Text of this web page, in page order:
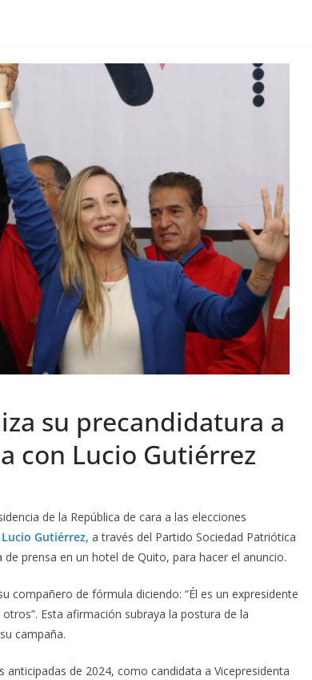
su precandidatura a
con Lucio Gutiérrez
de la República de cara a las elecciones
Lucio Gutiérrez, a través del Partido Sociedad Patriótica
prensa en un hotel de Quito, para hacer el anuncio.
compañero de fórmula diciendo: “Él es un expresidente
Esta afirmación subraya la postura de la
campaña.
de 2024, como candidata a Vicepresidenta